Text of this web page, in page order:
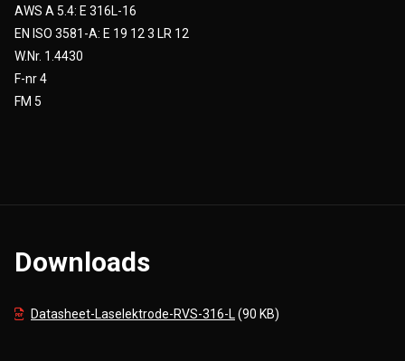
AWS A 5.4: E 316L-16
EN ISO 3581-A: E 19 12 3 LR 12
W.Nr. 1.4430
F-nr 4
FM 5
Downloads
Datasheet-Laselektrode-RVS-316-L (90 KB)